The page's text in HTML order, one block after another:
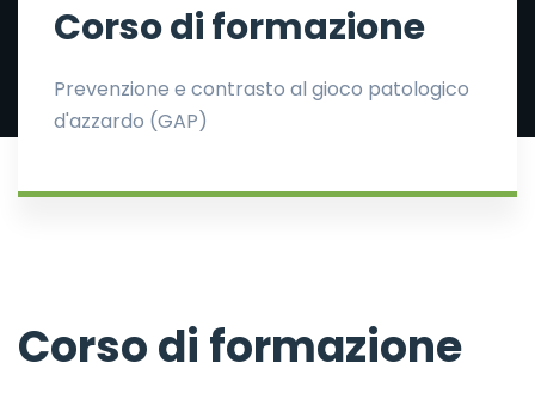
Corso di formazione
Prevenzione e contrasto al gioco patologico
d'azzardo (GAP)
Corso di formazione